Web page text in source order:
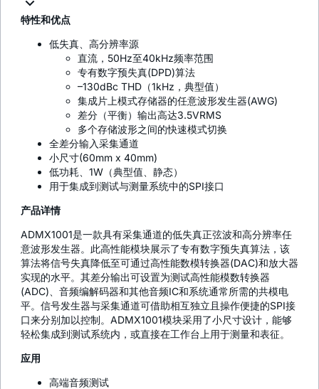
特性和优点
低失真、高分辨率源
直流，50Hz至40kHz频率范围
专有数字预失真(DPD)算法
–130dBc THD（1kHz，典型值）
集成片上模式存储器的任意波形发生器(AWG)
差分（平衡）输出高达3.5VRMS
多个存储波形之间的快速模式切换
全差分输入采集通道
小尺寸(60mm x 40mm)
低功耗、1W（典型值、静态）
用于集成到测试与测量系统中的SPI接口
产品详情
ADMX1001是一款具有采集通道的低失真正弦波和高分辨率任
意波形发生器。此高性能模块展示了专有数字预失真算法，该
算法将信号失真降低至可通过高性能数模转换器(DAC)和放大器
实现的水平。其差分输出可设置为测试高性能模数转换器
(ADC)、音频编解码器和其他音频IC和系统通常所需的共模电
平。信号发生器与采集通道可借助相互独立且操作便捷的SPI接
口来分别加以控制。ADMX1001模块采用了小尺寸设计，能够
轻松集成到测试系统内，或直接在工作台上用于测量和表征。
应用
高端音频测试